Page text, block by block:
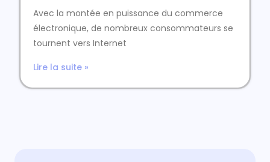
Avec la montée en puissance du commerce
électronique, de nombreux consommateurs se
tournent vers Internet
Lire la suite »